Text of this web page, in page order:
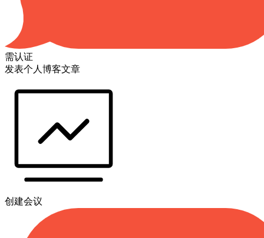
需认证
发表个人博客文章
创建会议